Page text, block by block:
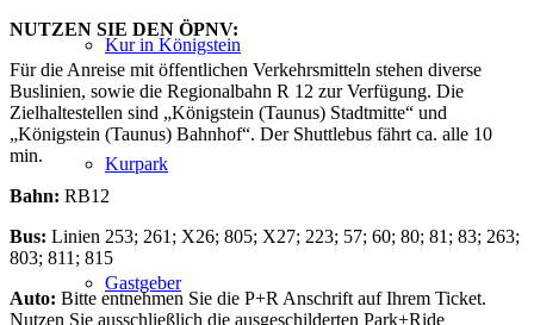
Kur in Königstein
Kurpark
Gastgeber
NUTZEN SIE DEN ÖPNV:
Für die Anreise mit öffentlichen Verkehrsmitteln stehen diverse
Buslinien, sowie die Regionalbahn R 12 zur Verfügung. Die
Zielhaltestellen sind „Königstein (Taunus) Stadtmitte“ und
„Königstein (Taunus) Bahnhof“. Der Shuttlebus fährt ca. alle 10
min.
Bahn: RB12
Bus: Linien 253; 261; X26; 805; X27; 223; 57; 60; 80; 81; 83; 263;
803; 811; 815
Auto: Bitte entnehmen Sie die P+R Anschrift auf Ihrem Ticket.
Nutzen Sie ausschließlich die ausgeschilderten Park+Ride